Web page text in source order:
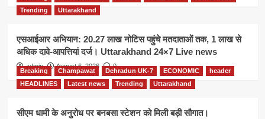
Trending
Uttarakhand
एसआईआर अभियान: 20.27 लाख नोटिस पहुंचे मतदाताओं तक, 1 लाख से
अधिक दावे-आपत्तियां दर्ज। Uttarakhand 24×7 Live news
admin August 6, 2026 0
Breaking Champawat Dehradun UK-7 ECONOMIC
header
HEADLINES
Latest news Trending Uttarakhand
सीएम धामी के अनुरोध पर बनबसा स्टेशन को मिली बड़ी सौगात।